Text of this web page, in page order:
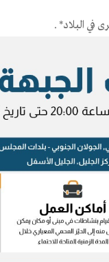
في البلاد* .